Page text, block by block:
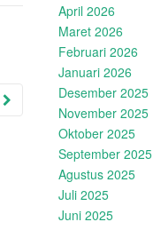
April 2026
Maret 2026
Februari 2026
Januari 2026
Desember 2025
November 2025
Oktober 2025
September 2025
Agustus 2025
Juli 2025
Juni 2025